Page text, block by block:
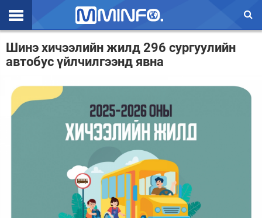
Эхлэл
Цаг агаар
Валют ханш
Улс төр
Шинэ хичээлийн жилд 296 сургуулийн
автобус үйлчилгээнд явна